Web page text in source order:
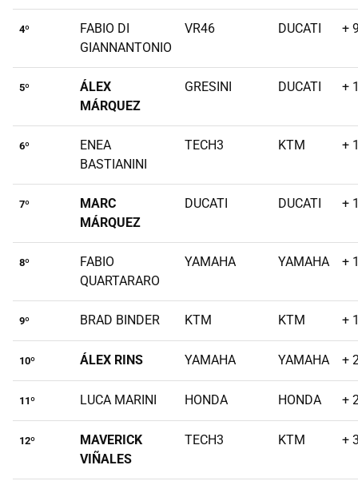
4º
FABIO DI
GIANNANTONIO
VR46 DUCATI +
5º
ÁLEX
MÁRQUEZ
GRESINI DUCATI +
6º
ENEA
BASTIANINI
TECH3 KTM +
7º
MARC
MÁRQUEZ
DUCATI DUCATI +
8º
FABIO
QUARTARARO
YAMAHA YAMAHA +
9º BRAD BINDER KTM KTM +
10º ÁLEX RINS YAMAHA YAMAHA +
11º LUCA MARINI HONDA HONDA +
12º
MAVERICK
VIÑALES
TECH3 KTM +